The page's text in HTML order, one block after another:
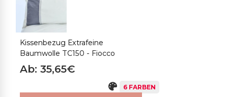
Kissenbezug Extrafeine
Baumwolle TC150 - Fiocco
Ab: 35,65€
6 FARBEN